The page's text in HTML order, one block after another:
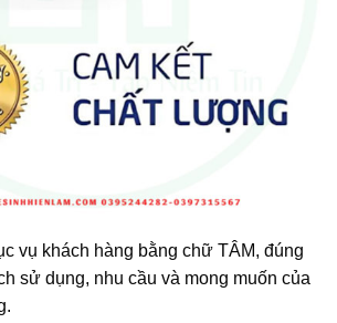
vụ khách hàng bằng chữ TÂM, đúng
sử dụng, nhu cầu và mong muốn của